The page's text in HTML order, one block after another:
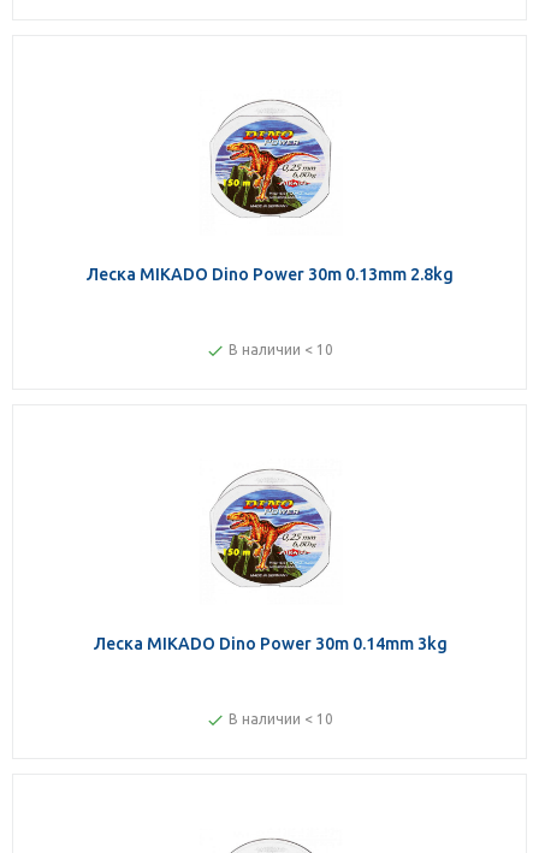
Леска MIKADO Dino Power 30m 0.13mm 2.8kg
В наличии < 10
Леска MIKADO Dino Power 30m 0.14mm 3kg
В наличии < 10